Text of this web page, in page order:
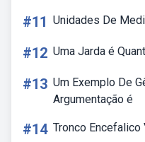
#11 Unidades De
#12 Uma Jarda é
#13 Um Exemplo De
Argumentação é
#14 Tronco